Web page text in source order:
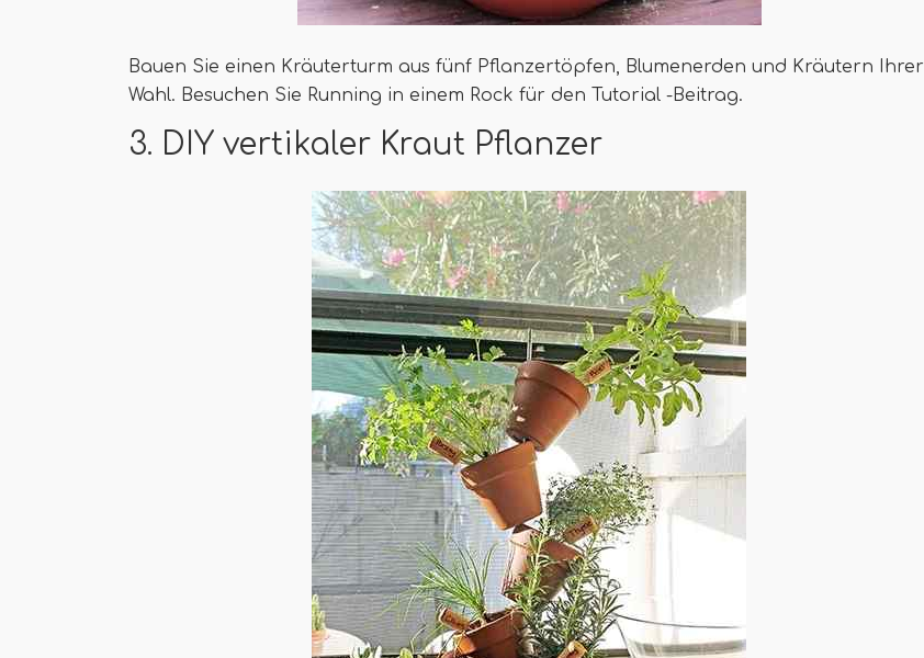
Bauen Sie einen Kräuterturm aus fünf Pflanzertöpfen, Blumenerden und Kräutern Ihrer
Wahl. Besuchen Sie Running in einem Rock für den Tutorial -Beitrag.
3. DIY vertikaler Kraut Pflanzer